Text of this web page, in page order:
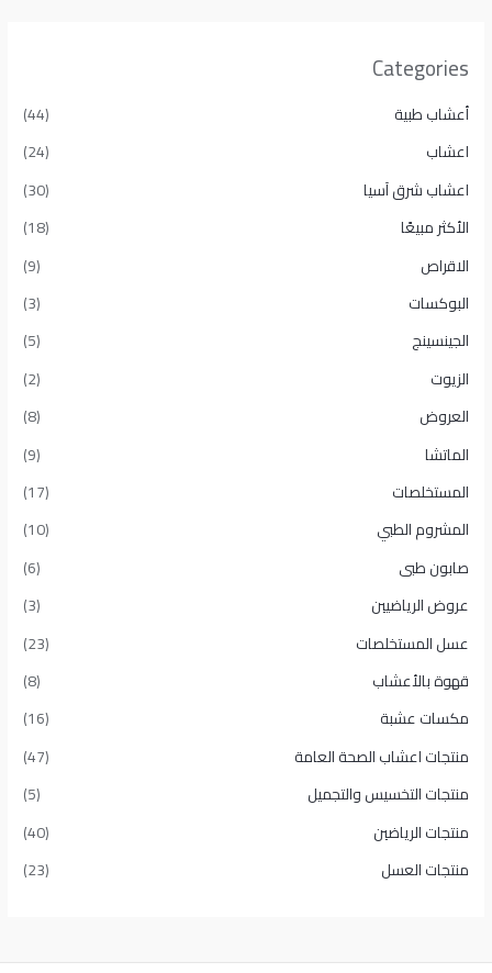
Categories
أعشاب طبية
(44)
اعشاب
(24)
اعشاب شرق آسيا
(30)
الأكثر مبيعًا​
(18)
الاقراص
(9)
البوكسات
(3)
الجينسينج
(5)
الزيوت
(2)
العروض
(8)
الماتشا
(9)
المستخلصات
(17)
المشروم الطبي
(10)
صابون طبى
(6)
عروض الرياضيين
(3)
عسل المستخلصات
(23)
قهوة بالأعشاب
(8)
مكسات عشبة
(16)
منتجات اعشاب الصحة العامة
(47)
منتجات التخسيس والتجميل
(5)
منتجات الرياضين
(40)
منتجات العسل
(23)